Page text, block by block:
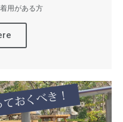
用がある方